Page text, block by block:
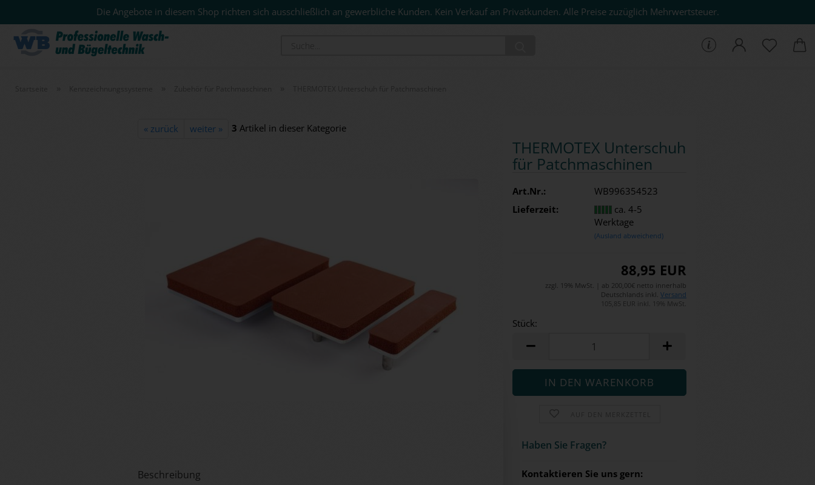
Die Angebote in diesem Shop richten sich ausschließlich an gewerbliche Kunden. Kein Verkauf an Privatkunden. Alle Preise zuzüglich Mehrwertsteuer.
« zurück weiter » 3 Artikel in dieser Kategorie
THER­MO­TEX Un­ter­schuh
für Patch­ma­schi­nen
Art.Nr.:
WB996354523
Lieferzeit:
ca. 4-5
Werktage
(Ausland abweichend)
88,95 EUR
zzgl. 19% MwSt. | ab 200,00€ netto innerhalb
Deutschlands inkl. Versand
105,85 EUR inkl. 19% MwSt.
Stück:
Stück
Haben Sie Fra­gen?
Kontaktieren Sie uns gern:
Beschreibung